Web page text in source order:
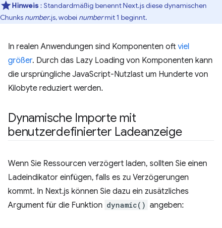
Hinweis : Standardmäßig benennt Next.js diese dynamischen
Chunks number.js, wobei numbermit 1 beginnt.
In realen Anwendungen sind Komponenten oft viel
größer. Durch das Lazy Loading von Komponenten kann
die ursprüngliche JavaScript-Nutzlast um Hunderte von
Kilobyte reduziert werden.
Dynamische Importe mit
benutzerdefinierter Ladeanzeige
Wenn Sie Ressourcen verzögert laden, sollten Sie einen
Ladeindikator einfügen, falls es zu Verzögerungen
kommt. In Next.js können Sie dazu ein zusätzliches
Argument für die Funktion dynamic() angeben: